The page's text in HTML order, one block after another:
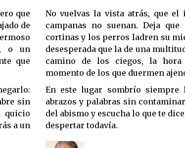
que
de
o un
que
sin
quicio
a un
No vuelvas la vista atrás, que
campanas no suenan. Deja
cortinas y los perros ladren su
desesperada que la de una
camino de los ciegos, la
momento de los que duermen
En este lugar sombrío siempre
abrazos y palabras sin
del abismo y escucha lo que te
despertar todavía.